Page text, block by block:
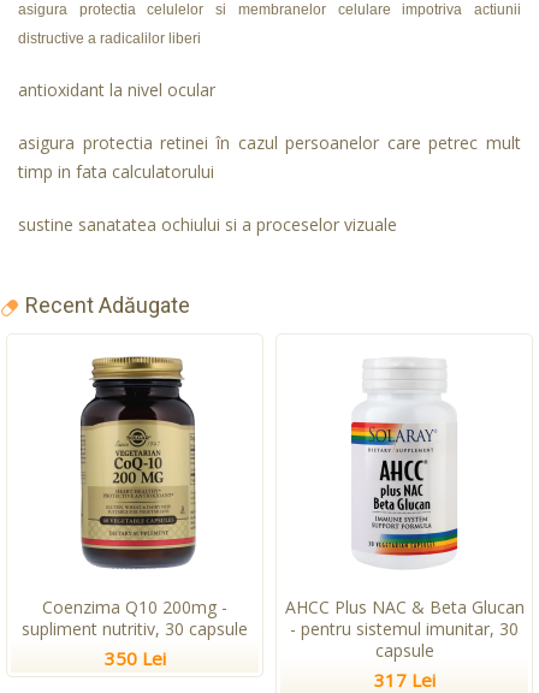
asigura protectia celulelor si membranelor celulare impotriva actiunii
distructive a radicalilor liberi
antioxidant la nivel ocular
asigura protectia retinei în cazul persoanelor care petrec mult
timp in fata calculatorului
sustine sanatatea ochiului si a proceselor vizuale
Recent Adăugate
Coenzima Q10 200mg -
supliment nutritiv, 30 capsule
350 Lei
AHCC Plus NAC & Beta Glucan
- pentru sistemul imunitar, 30
capsule
317 Lei